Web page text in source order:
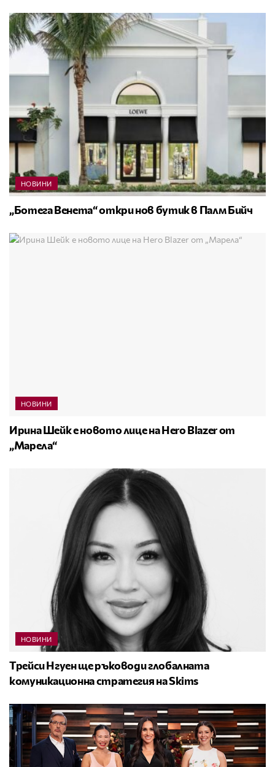
НОВИНИ
„Ботега Венета“ откри нов бутик в Палм Бийч
НОВИНИ
Ирина Шейк е новото лице на Hero Blazer от
„Марела“
НОВИНИ
Трейси Нгуен ще ръководи глобалната
комуникационна стратегия на Skims